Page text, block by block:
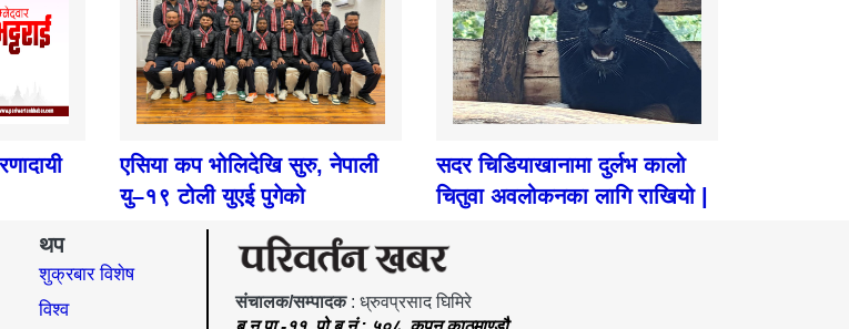
एसिया कप भोलिदेखि सुरु, नेपाली
यु–१९ टोली युएई पुगेको
सदर चिडियाखानामा दुर्लभ कालो
चितुवा अवलोकनका लागि राखियो |
थप
शुक्रबार विशेष
विश्व
संचालक/सम्पादक: ध्रुवप्रसाद घिमिरे